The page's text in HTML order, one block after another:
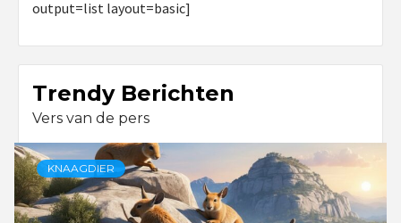
output=list layout=basic]
Trendy Berichten
Vers van de pers
KNAAGDIER